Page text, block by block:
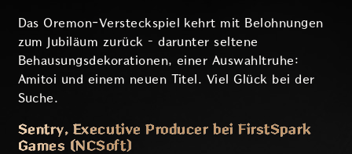
Das Oremon-Versteckspiel kehrt mit Belohnungen
zum Jubiläum zurück – darunter seltene
Behausungsdekorationen, einer Auswahltruhe:
Amitoi und einem neuen Titel. Viel Glück bei der
Suche.
Sentry, Executive Producer bei FirstSpark
Games (NCSoft)